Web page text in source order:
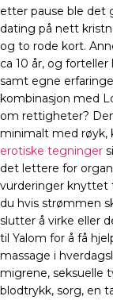
etter pause ble det
dating på nett
og to rode kort.
ca 10 år, og
samt egne
kombinasjon med
om rettigheter?
minimalt med røyk,
erotiske tegninger
det lettere for
vurderinger knyttet
du hvis strømmen
slutter å virke eller
til Yalom for å få
massage i
migrene, seksuelle
blodtrykk, sorg, en